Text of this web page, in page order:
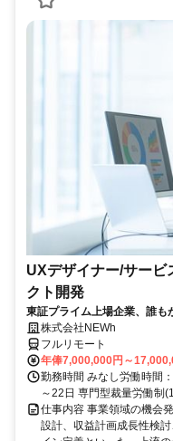
UXデザイナー/サービ
クト開発
東証プライム上場企業、誰も
駅 株式会社NEWh
フルリモート
年俸7,000,000円～
勤務時間 みなし労働時間
～22日 専門型裁量労働制
仕事内容 事業領域の機会
設計、収益計画成長性検